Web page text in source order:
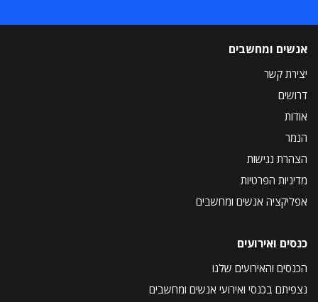
אנשים ומחשבים
יצירת קשר
דרושים
אודות
הנמר
הצהרת נגישות
מדיניות הפרטיות
אפליקציה אנשים ומחשבים
כנסים ואירועים
הכנסים והאירועים שלנו
נצפיתם בכנסי ואירועי אנשים ומחשבים